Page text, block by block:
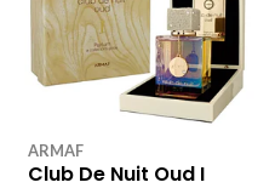
ARMAF
Club De Nuit Oud I